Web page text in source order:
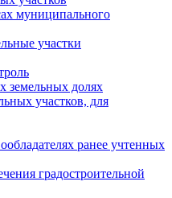
муниципального
участки
земельных долях
участков, для
ранее учтенных
градостроительной